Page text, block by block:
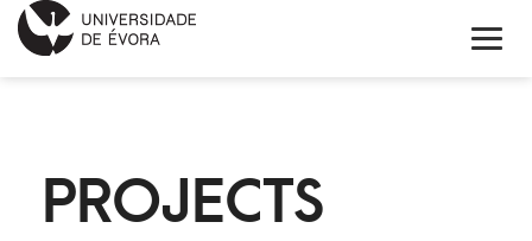
ABOUT EIT HEALTH
PROJECTS